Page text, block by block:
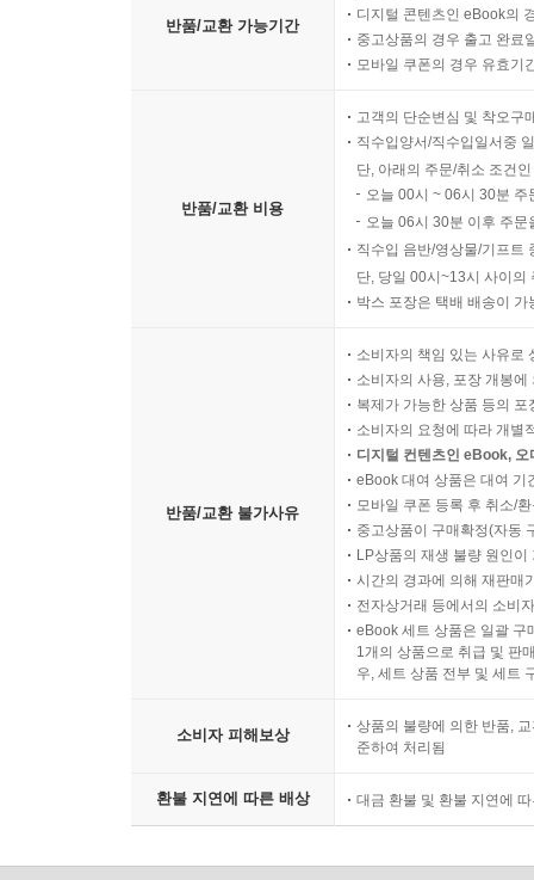
반품/교환 가능기간
디지털 콘텐츠인 eBook의
중고상품의 경우 출고 완료
모바일 쿠폰의 경우 유효기
반품/교환 비용
고객의 단순변심 및 착오구
직수입양서/직수입일서중
단, 아래의 주문/취소 조건
오늘 00시 ~ 06시 30분
오늘 06시 30분 이후 주
직수입 음반/영상물/기프트
단, 당일 00시~13시 사이의
박스 포장은 택배 배송이
반품/교환 불가사유
소비자의 책임 있는 사유로
소비자의 사용, 포장 개봉
복제가 가능한 상품 등의
소비자의 요청에 따라 개별
디지털 컨텐츠인 eBook,
eBook 대여 상품은 대여 기
모바일 쿠폰 등록 후 취소/
중고상품이 구매확정(자동
LP상품의 재생 불량 원인
시간의 경과에 의해 재판매
전자상거래 등에서의 소비
eBook 세트 상품은 일괄 구
1개의 상품으로 취급 및 판
우, 세트 상품 전부 및 세트
소비자 피해보상
상품의 불량에 의한 반품,
준하여 처리됨
환불 지연에 따른 배상 대금 환불 및 환불 지연에